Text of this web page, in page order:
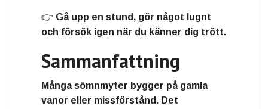
👉 Gå upp en stund, gör något lugnt
och försök igen när du känner dig trött.
Sammanfattning
Många sömnmyter bygger på gamla
vanor eller missförstånd. Det